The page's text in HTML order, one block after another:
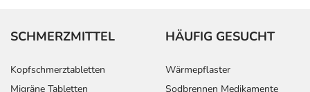
SCHMERZMITTEL
Kopfschmerztabletten
Migräne Tabletten
HÄUFIG GESUCHT
Wärmepflaster
Sodbrennen Medikamente